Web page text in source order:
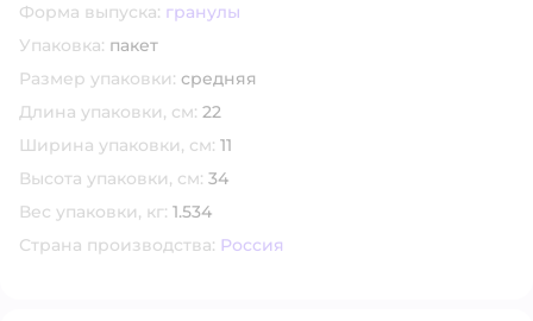
Форма выпуска: гранулы
Упаковка: пакет
Размер упаковки: средняя
Длина упаковки, см: 22
Ширина упаковки, см: 11
Высота упаковки, см: 34
Вес упаковки, кг: 1.534
Страна производства: Россия